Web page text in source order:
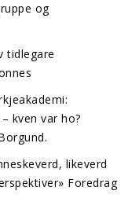
og
tidlegare
kven var ho?
likeverd
Foredrag